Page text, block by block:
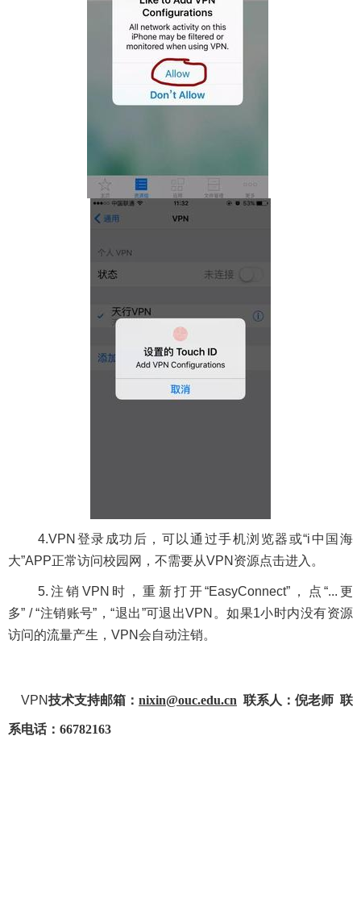
4.VPN 登录成功后，可以通过手机浏览器或“i 中国海
大”APP正常访问校园网，不需要从VPN 资源点击进入。
5. 注销 VPN 时，重新打开“EasyConnect” ，点 “... 更
多” / “注销账号” ，“退出”可退出VPN 。如果1小时内没有资源
访问的流量产生， VPN会自动注销。
VPN技术支持邮箱： nixin@ouc.edu.cn 联系人： 倪老师 联
系电话 ： 66782163